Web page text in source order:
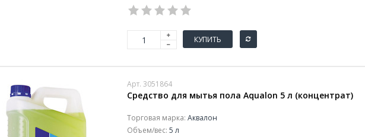
КУПИТЬ
Арт. 3051864
Средство для мытья пола Aqualon 5 л (концентрат)
Торговая марка: Аквалон
Объем/вес: 5 л